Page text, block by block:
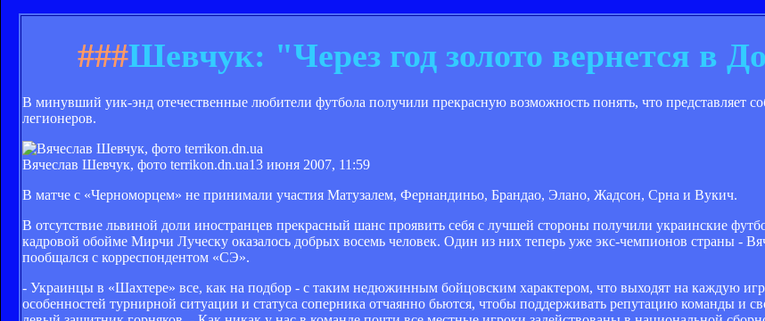
###Шевчук: "Через год золото вернется в
В минувший уик-энд отечественные любители футбола получили прекрасную возможность понять, что представляет
легионеров.
Вячеслав Шевчук, фото terrikon.dn.ua13 июня 2007, 11:59
В матче с «Черноморцем» не принимали участия Матузалем, Фернандиньо, Брандао, Элано, Жадсон, Срна и Вукич.
В отсутствие львиной доли иностранцев прекрасный шанс проявить себя с лучшей стороны получили украинские
кадровой обойме Мирчи Луческу оказалось добрых восемь человек. Один из них теперь уже экс-чемпионов страны -
пообщался с корреспондентом «СЭ».
- Украинцы в «Шахтере» все, как на подбор - с таким недюжинным бойцовским характером, что выходят на каждую
особенностей турнирной ситуации и статуса соперника отчаянно бьются, чтобы поддерживать репутацию команды и